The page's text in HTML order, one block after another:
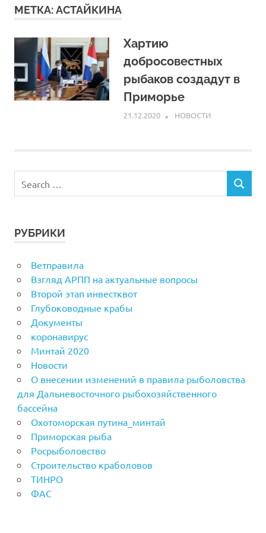
МЕТКА:АСТАЙКИНА
Хартию
добросовестных
рыбаков создадут в
Приморье
21.12.2020 ARPP
НОВОСТИ
РУБРИКИ
Ветправила
Взгляд АРПП на актуальные вопросы
Второй этап инвестквот
Глубоководные крабы
Документы
коронавирус
Минтай 2020
Новости
О внесении изменений в правила рыболовства
для Дальневосточного рыбохозяйственного
бассейна
Охотоморская путина_минтай
Приморская рыба
Росрыболовство
Строительство краболовов
ТИНРО
ФАС